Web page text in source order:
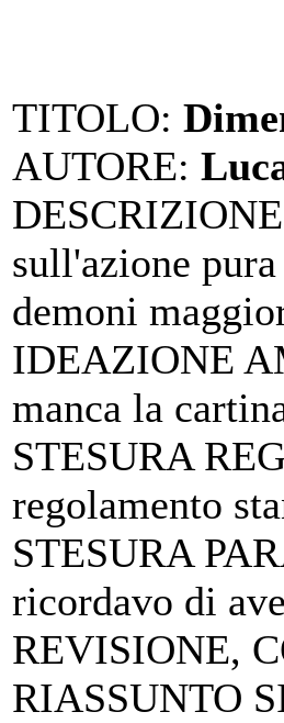
TITOLO:
AUTORE:
DESCRIZIONE
sull'azione
demoni
IDEAZIONE
manca la
STESURA
regolamento
STESURA
ricordavo di
REVISIONE,
RIASSUNTO